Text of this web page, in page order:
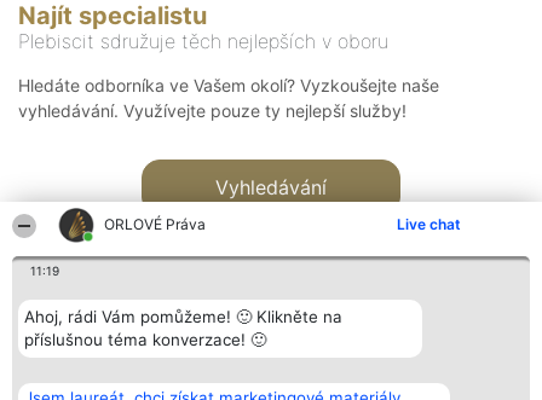
ORLOVÉ Práva Live chat
11:19
Ahoj, rádi Vám pomůžeme! 🙂 Klikněte na
příslušnou téma konverzace! 🙂
Najít specialistu
Plebiscit sdružuje těch nejlepších v oboru
Hledáte odborníka ve Vašem okolí? Vyzkoušejte naše
vyhledávání. Využívejte pouze ty nejlepší služby!
Vyhledávání
Bright Side Solutions sp. z o.
Vítězové
Kontakt